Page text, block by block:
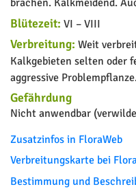
brachen. Kalkmeidend.
Blütezeit: VI – VIII
Verbreitung: Weit
Kalkgebieten selten oder
aggressive
Gefährdung
Nicht anwendbar
Zusatzinfos in FloraWeb
Verbreitungskarte bei
Bestimmung und